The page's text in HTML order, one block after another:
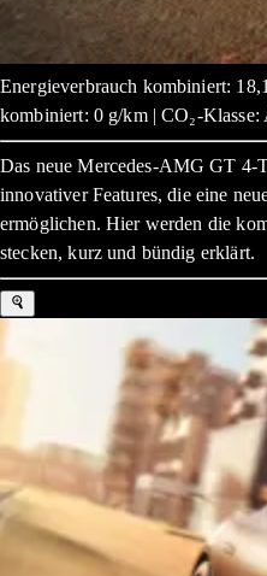
Energieverbrauch kombiniert:
kombiniert: 0 g/km | CO₂-Klasse:
Das neue Mercedes-AMG GT 4-
innovativer Features, die eine
ermöglichen. Hier werden die
stecken, kurz und bündig erklärt.